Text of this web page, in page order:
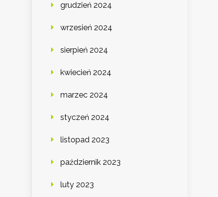
grudzień 2024
wrzesień 2024
sierpień 2024
kwiecień 2024
marzec 2024
styczeń 2024
listopad 2023
październik 2023
luty 2023